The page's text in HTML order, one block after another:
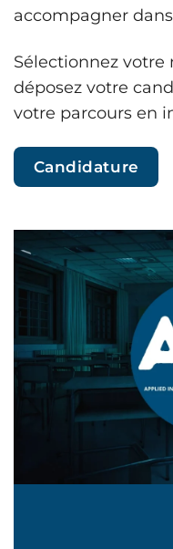
accompagner
Sélectionnez
déposez votre
votre parcours en
Candidature